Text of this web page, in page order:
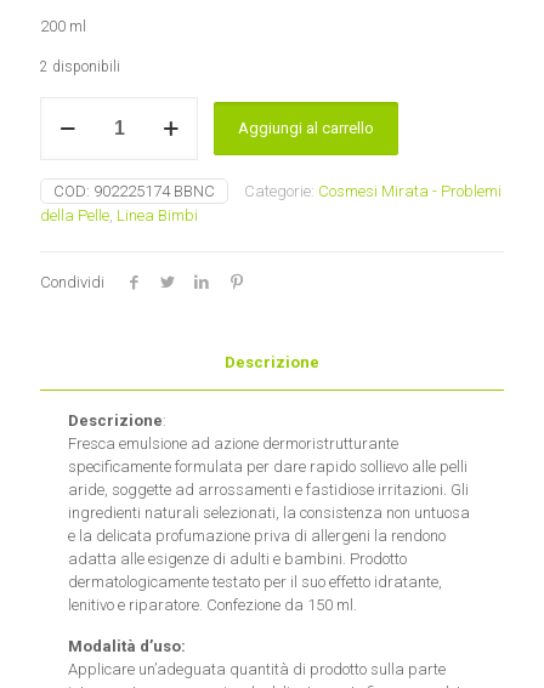
200 ml
2 disponibili
crema
Farmaderbe
quantità
Aggiungi al carrello
COD: 902225174 BBNC Categorie: Cosmesi Mirata - Problemi
della Pelle, Linea Bimbi
Condividi
Descrizione
Descrizione:
Fresca emulsione ad azione dermoristrutturante
specificamente formulata per dare rapido sollievo alle pelli
aride, soggette ad arrossamenti e fastidiose irritazioni. Gli
ingredienti naturali selezionati, la consistenza non untuosa
e la delicata profumazione priva di allergeni la rendono
adatta alle esigenze di adulti e bambini. Prodotto
dermatologicamente testato per il suo effetto idratante,
lenitivo e riparatore. Confezione da 150 ml.
Modalità d’uso:
Applicare un’adeguata quantità di prodotto sulla parte